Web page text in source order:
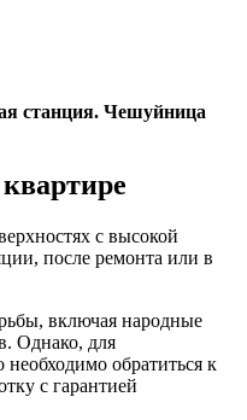
с высокой
после ремонта или в
включая народные
Однако, для
обратиться к
с гарантией